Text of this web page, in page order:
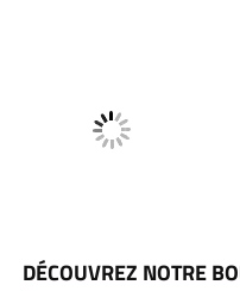
DÉCOUVREZ NOTRE